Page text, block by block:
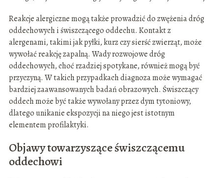
Reakcje alergiczne mogą także prowadzić do zwężenia dróg
oddechowych i świszczącego oddechu. Kontakt z
alergenami, takimi jak pyłki, kurz czy sierść zwierząt, może
wywołać reakcję zapalną. Wady rozwojowe dróg
oddechowych, choć rzadziej spotykane, również mogą być
przyczyną. W takich przypadkach diagnoza może wymagać
bardziej zaawansowanych badań obrazowych. Świszczący
oddech może być także wywołany przez dym tytoniowy,
dlatego unikanie ekspozycji na niego jest istotnym
elementem profilaktyki.
Objawy towarzyszące świszczącemu
oddechowi